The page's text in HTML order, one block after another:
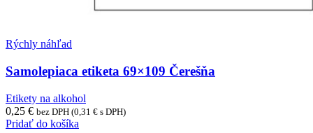
Rýchly náhľad
Samolepiaca etiketa 69×109 Čerešňa
Etikety na alkohol
0,25 € bez DPH (0,31 € s DPH)
Pridať do košíka